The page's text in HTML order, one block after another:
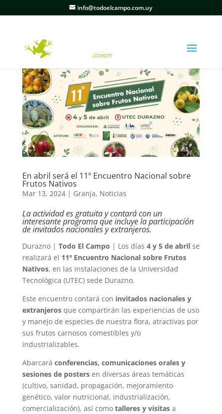
info@todoelcampo.com.uy
En abril será el 11º Encuentro Nacional sobre
Frutos Nativos
Mar 13, 2024| Granja, Noticias
La actividad es gratuita y contará con un
interesante programa que incluye la participación
de invitados nacionales y extranjeros.
Durazno | Todo El Campo | Los días 4 y 5 de abrilse
realizará el 11º Encuentro Nacional sobre Frutos
Nativos, en las instalaciones de la Universidad
Tecnológica (UTEC) sede Durazno.
Este encuentro contará con invitados nacionales y
extranjerosque compartirán las experiencias de uso
y manejo de especies de nuestra flora, atractivas por
sus frutos carnosos comestibles y/o
industrializables.
Abarcará conferencias, comunicaciones orales y
sesiones de postersen diversas áreas temáticas
(cultivo, sanidad, propagación, mejoramiento
genético, valor nutricional, industrialización,
comercialización), así como talleres y visitas a